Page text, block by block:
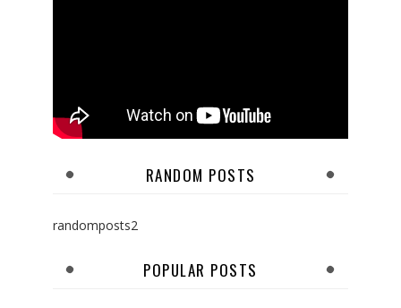
RANDOM POSTS
randomposts2
POPULAR POSTS